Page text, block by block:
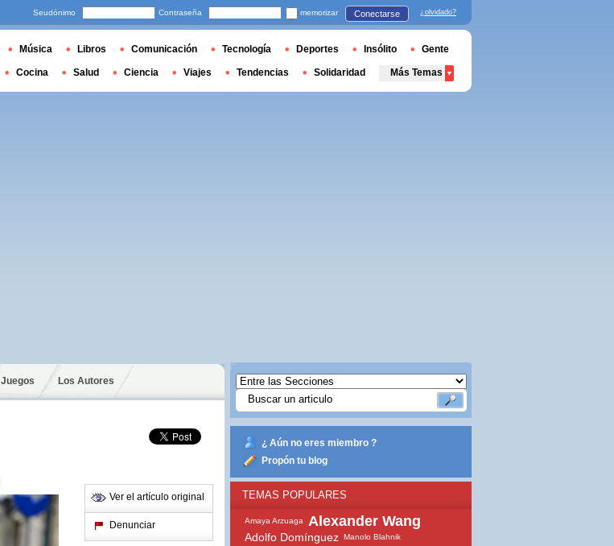
Juegos Los Autores
Ver el artículo original
Denunciar
¿ Aún no eres miembro ?
Propón tu blog
TEMAS POPULARES
Amaya Arzuaga Alexander Wang
Adolfo Domínguez Manolo Blahnik
Seudónimo Contraseña memorizar Conectarse ¿olvidado?
Música Libros Comunicación Tecnología Deportes Insólito Gente
Cocina Salud Ciencia Viajes Tendencias Solidaridad Más Temas